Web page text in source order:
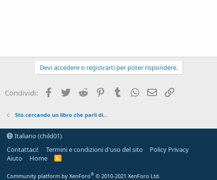
Devi accedere o registrarti per poter rispondere.
Condividi: Facebook
Twitter Reddit PinterestTumblrWhatsApp
e-mail
Sto cercando un libro che parli di...
Italiano (child01)
Contattaci!
Termini e condizioni d'uso del sito
Policy Privacy
Aiuto
Home
R
Community platform by XenForo® © 2010-2021 XenForo Ltd.